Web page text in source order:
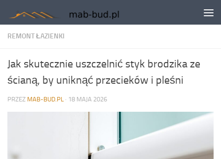
Skip to content
REMONT ŁAZIENKI
Jak skutecznie uszczelnić styk brodzika ze
ścianą, by uniknąć przecieków i pleśni
PRZEZ MAB-BUD.PL · 18 MAJA 2026